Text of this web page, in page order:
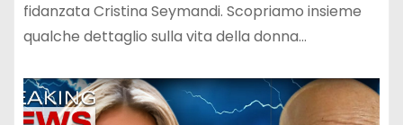
fidanzata Cristina Seymandi. Scopriamo insieme
qualche dettaglio sulla vita della donna…